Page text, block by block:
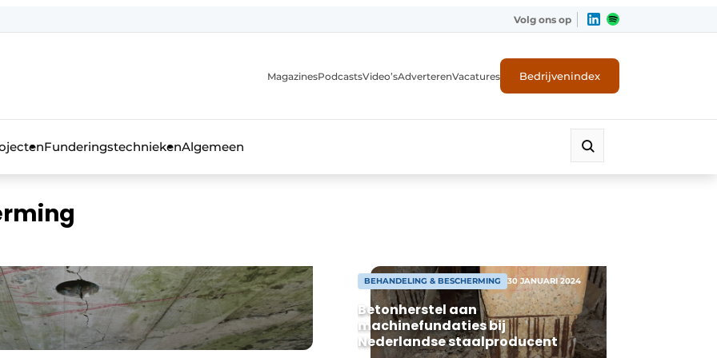
voor de beton- en staalbouwbranche
Volg ons op
MagazinesPodcastsVideo’sAdverterenVacatures Bedrijvenindex
FunderingstechniekenAlgemeen
BEHANDELING & BESCHERMING 30 JANUARI 2024
Betonherstel aan
machinefundaties bij
Nederlandse staalproducent